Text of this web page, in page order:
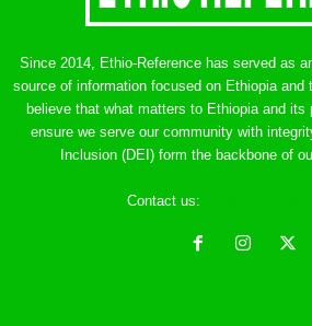
Since 2014, Ethio-Reference has served as
source of information focused on Ethiopia and
believe that what matters to Ethiopia and its
ensure we serve our community with
Inclusion (DEI) form the backbone of
Contact us: